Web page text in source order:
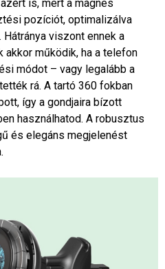
is, mert a mágnes
pozíciót, optimalizálva
viszont ennek a
akkor működik, ha a telefon
módot – vagy legalább a
rá. A tartó 360 fokban
így a gondjaira bízott
használhatod. A robusztus
és elegáns megjelenést